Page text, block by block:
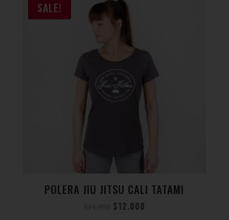
SALE!
POLERA JIU JITSU CALI TATAMI
$12.000